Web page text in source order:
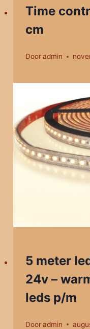
Time
cm
Door admin
5 meter
24v –
leds p/m
Door admin